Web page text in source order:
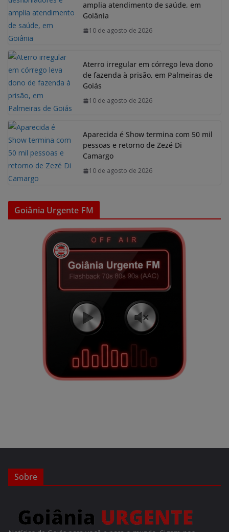
amplia atendimento de saúde, em
Goiânia
10 de agosto de 2026
Aterro irregular em córrego leva dono
de fazenda à prisão, em Palmeiras de
Goiás
10 de agosto de 2026
Aparecida é Show termina com 50 mil
pessoas e retorno de Zezé Di
Camargo
10 de agosto de 2026
Goiânia Urgente FM
Sobre